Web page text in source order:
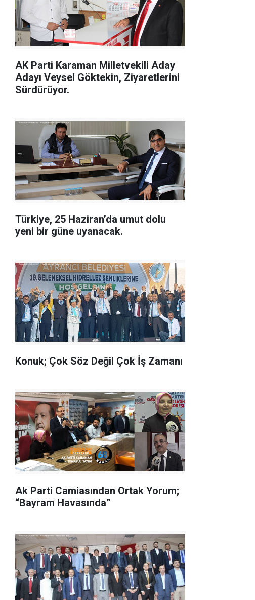
AK Parti Karaman Milletvekili Aday
Adayı Veysel Göktekin, Ziyaretlerini
Sürdürüyor.
Türkiye, 25 Haziran’da umut dolu
yeni bir güne uyanacak.
Konuk; Çok Söz Değil Çok İş Zamanı
Ak Parti Camiasından Ortak Yorum;
“Bayram Havasında”